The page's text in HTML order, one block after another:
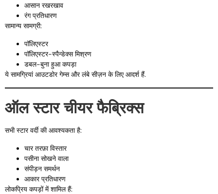
आसान रखरखाव
रंग प्रतिधारण
सामान्य सामग्री:
पॉलिएस्टर
पॉलिएस्टर-स्पैन्डेक्स मिश्रण
डबल-बुना हुआ कपड़ा
ये सामग्रियां आउटडोर गेम्स और लंबे सीज़न के लिए आदर्श हैं.
ऑल स्टार चीयर फैब्रिक्स
सभी स्टार वर्दी की आवश्यकता है:
चार तरफ़ा विस्तार
पसीना सोखने वाला
संपीड़न समर्थन
आकार प्रतिधारण
लोकप्रिय कपड़ों में शामिल हैं: